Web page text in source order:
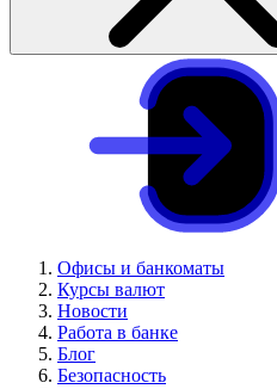
Офисы и банкоматы
Курсы валют
Новости
Работа в банке
Блог
Безопасность